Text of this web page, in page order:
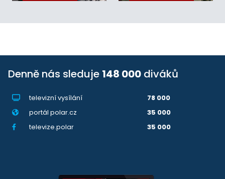
Denně nás sleduje 148 000 diváků
televizní vysílání
78 000
portál polar.cz
35 000
televize.polar
35 000